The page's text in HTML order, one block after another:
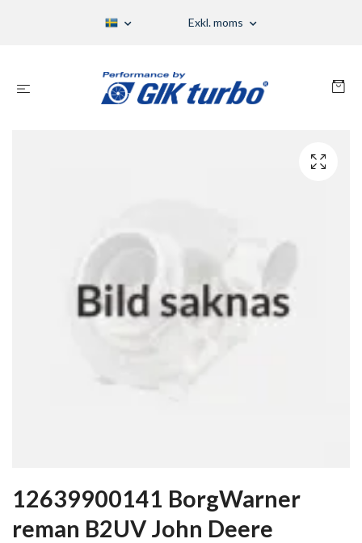
Exkl. moms
12639900141 BorgWarner
reman B2UV John Deere